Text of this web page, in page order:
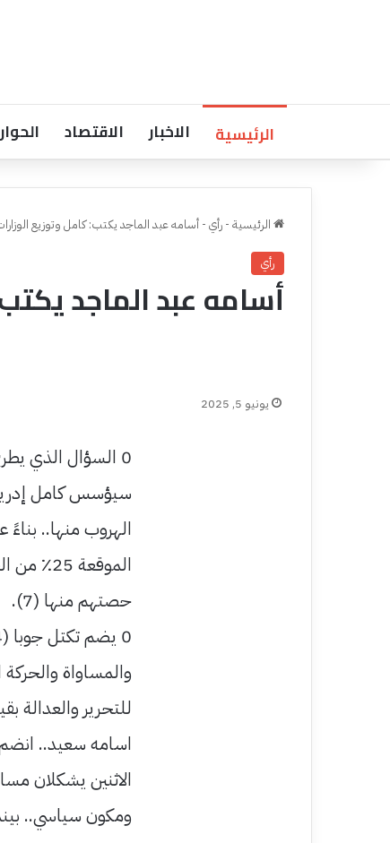
الرئيسية الاخبار الاقتصاد
الرئيسية - رأي - أسامه عبد الماجد يكتب: كامل وتوزيع
رأي
أسامه عبد الماجد
0 السؤال الذي
سيؤسس كامل
الهروب منها..
حصتهم منها (7).
والمساواة
للتحرير والعدالة
اسامه سعيد.. انضم
يونيو 5, 2025